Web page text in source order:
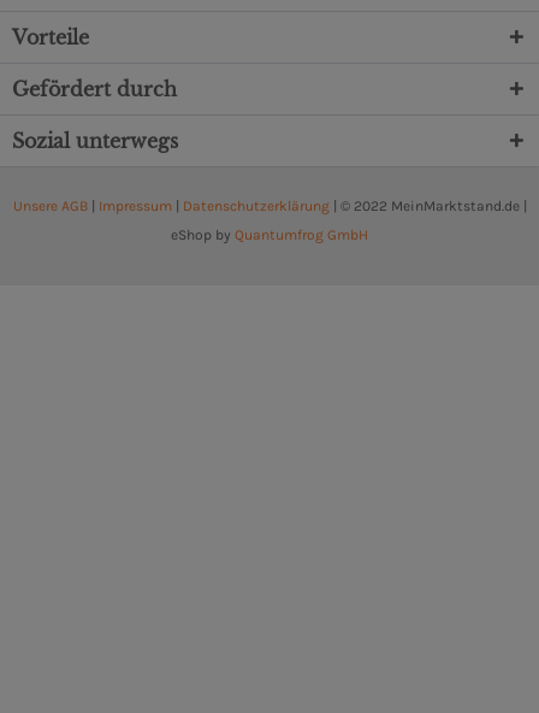
Vorteile
Gefördert durch
Sozial unterwegs
Unsere AGB| Impressum Datenschutzerklärung| © 2022 MeinMarktstand.de |
eShop by Quantumfrog GmbH